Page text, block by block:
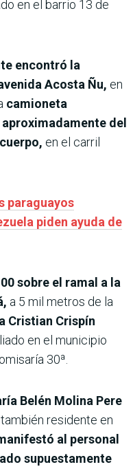
en el barrio 13 de
encontró la
Acosta Ñu, en
camioneta
del
en el carril
paraguayos
piden ayuda de
sobre el ramal a la
a 5 mil metros de la
Cristian Crispín
en el municipio
30ª.
Belén Molina Pere
residente en
al personal
supuestamente